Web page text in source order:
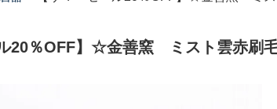
ル20％OFF】☆金善窯 ミスト雲赤刷